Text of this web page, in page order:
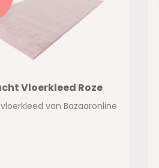
Vloerkleed Roze
van Bazaaronline